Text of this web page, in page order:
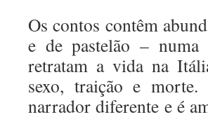
Os contos contêm
e de pastelão – numa
retratam a vida na
sexo, traição e
narrador diferente e é